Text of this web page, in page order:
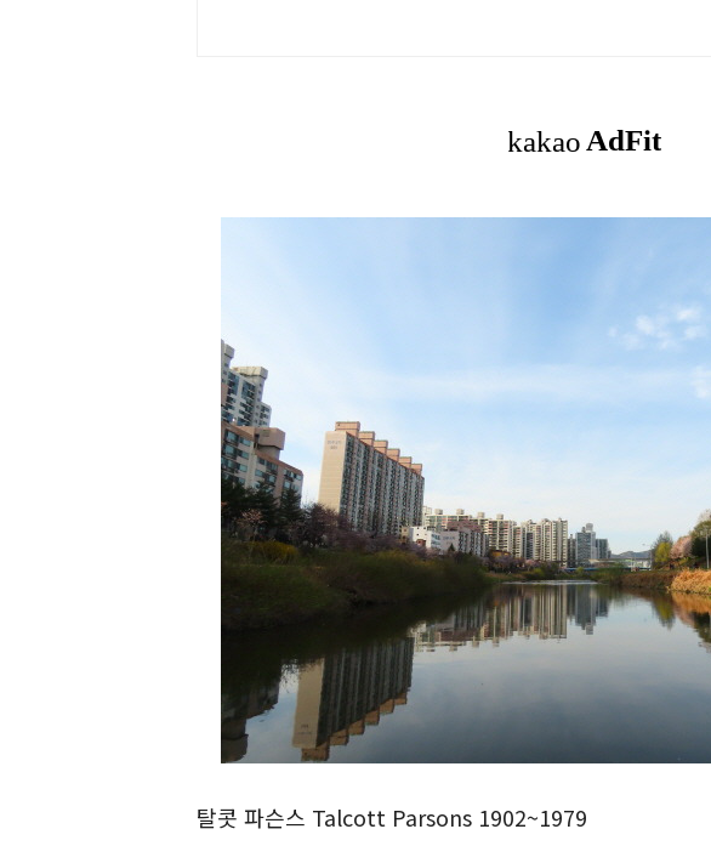
탈콧 파슨스 Talcott Parsons 1902~1979